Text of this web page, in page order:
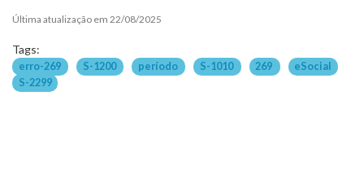
Última atualização em 22/08/2025
Tags:
erro-269 S-1200 período S-1010 269
eSocial
S-2299